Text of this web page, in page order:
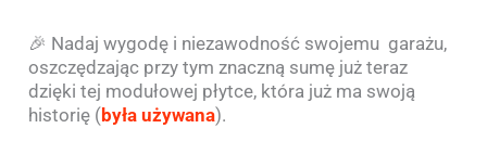
🎉 Nadaj wygodę i niezawodność swojemu garażu,
oszczędzając przy tym znaczną sumę już teraz
dzięki tej modułowej płytce, która już ma swoją
historię ( była używana).